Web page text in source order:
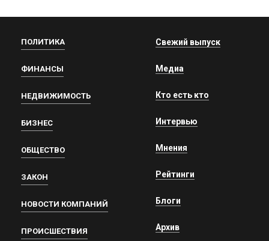
ПОЛИТИКА
ФИНАНСЫ
НЕДВИЖИМОСТЬ
БИЗНЕС
ОБЩЕСТВО
ЗАКОН
НОВОСТИ КОМПАНИЙ
ПРОИСШЕСТВИЯ
Свежий выпуск
Медиа
Кто есть кто
Интервью
Мнения
Рейтинги
Блоги
Архив